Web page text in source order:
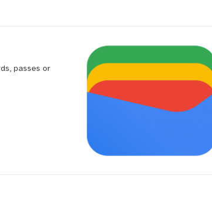
passes or